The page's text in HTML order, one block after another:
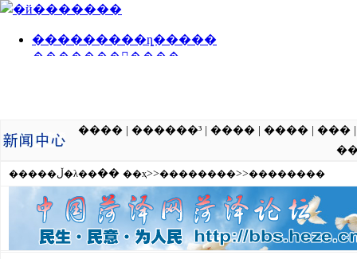
���� ������³ ���� ���� ���
�����ڵ�λ���� ��ҳ>>��������>>��������